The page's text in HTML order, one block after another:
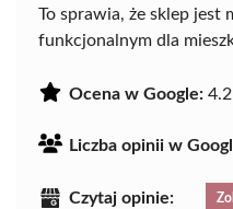
To sprawia, że sklep jest
funkcjonalnym dla
Ocena w Google: 4.2
Liczba opinii w
Czytaj opinie: